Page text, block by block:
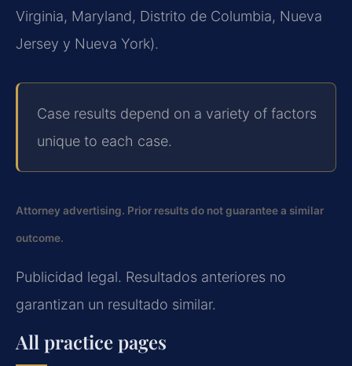
Virginia, Maryland, Distrito de Columbia, Nueva
Jersey y Nueva York).
Case results depend on a variety of factors
unique to each case.
Attorney advertising. Prior results do not guarantee a similar
outcome.
Publicidad legal. Resultados anteriores no
garantizan un resultado similar.
All practice pages